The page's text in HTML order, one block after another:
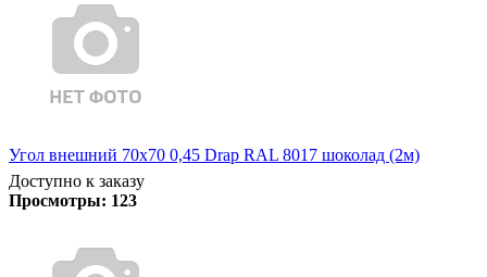
Угол внешний 70х70 0,45 Drap RAL 8017 шоколад (2м)
Доступно к заказу
Просмотры: 123